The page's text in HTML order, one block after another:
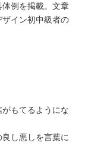
例を掲載。文章
イン初中級者の
もてるようにな
し悪しを言葉に